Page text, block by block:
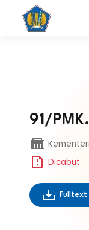
91/
Dicabut
Fulltext